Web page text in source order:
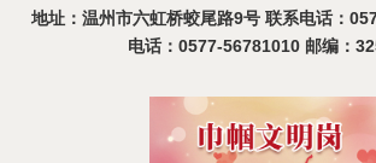
地址：温州市六虹桥蛟尾路9号 联系电话：
电话：0577-56781010 邮编：